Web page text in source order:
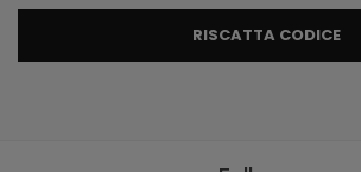
RISCATTA CODICE